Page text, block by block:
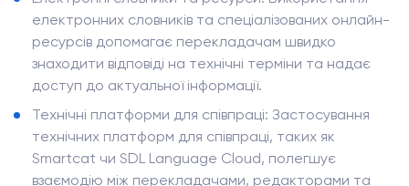
електронних словників та спеціалізованих онлайн-
ресурсів допомагає перекладачам швидко
знаходити відповіді на технічні терміни та надає
доступ до актуальної інформації.
Технічні платформи для співпраці: Застосування
технічних платформ для співпраці, таких як
Smartcat чи SDL Language Cloud, полегшує
взаємодію між перекладачами, редакторами та